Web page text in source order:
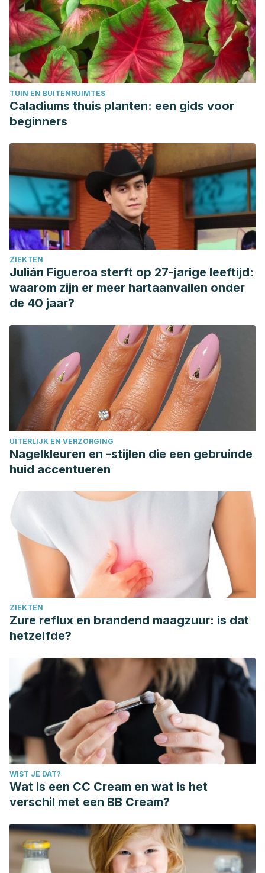
https://www.healthline.com/health/healthy-sex/male-g-spot
Singh, O., & Bolla, S. (2024). Anatomy, abdomen and pelvis,
prostate. En StatPearls.StatPearls Publishing.
https://www.ncbi.nlm.nih.gov/books/NBK540987/
Wang, Q. (2024). Prostate w-point orgasm decrypted W.
The Journal of Sexual Medicine,
https://academic.oup.com/jsm/article/21/Supplement_2/
TUIN EN BUITENRUIMTES
Caladiums thuis planten: een gids voor
beginners
ZIEKTEN
Julián Figueroa sterft op 27-jarige leeftijd:
waarom zijn er meer hartaanvallen onder
de 40 jaar?
UITERLIJK EN VERZORGING
Nagelkleuren en -stijlen die een gebruinde
huid accentueren
ZIEKTEN
Zure reflux en brandend maagzuur: is dat
hetzelfde?
WIST JE DAT?
Wat is een CC Cream en wat is het
verschil met een BB Cream?